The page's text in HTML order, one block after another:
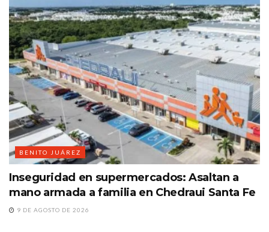
BENITO JUÁREZ
Inseguridad en supermercados: Asaltan a
mano armada a familia en Chedraui Santa Fe
9 DE AGOSTO DE 2026